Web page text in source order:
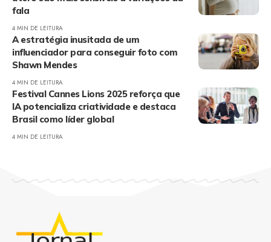
fala
4 MIN DE LEITURA
A estratégia inusitada de um
influenciador para conseguir foto com
Shawn Mendes
4 MIN DE LEITURA
Festival Cannes Lions 2025 reforça que
IA potencializa criatividade e destaca
Brasil como líder global
4 MIN DE LEITURA